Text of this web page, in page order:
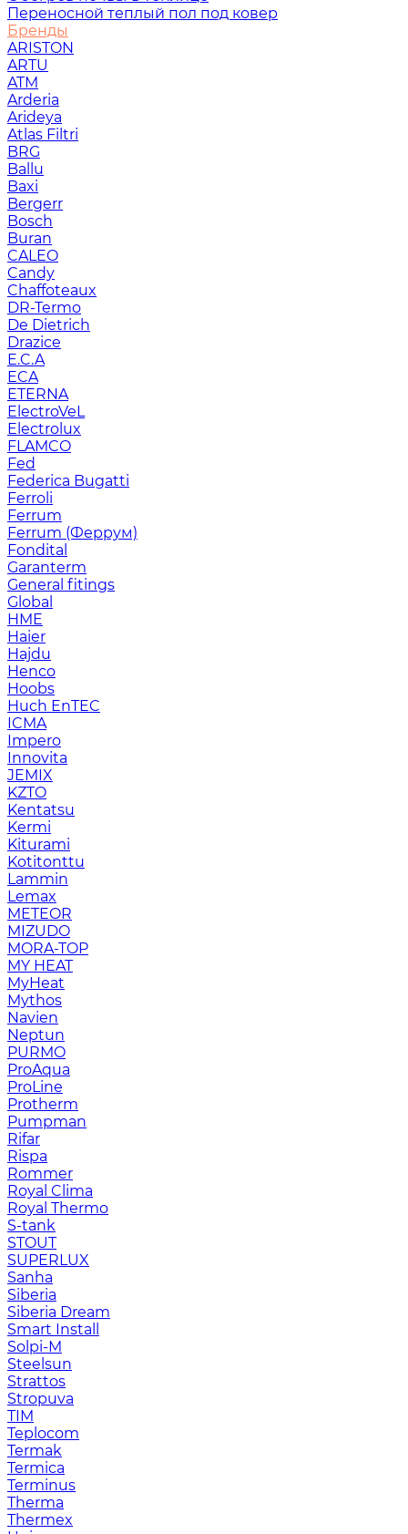
Переносной теплый пол под ковер
Бренды
ARISTON
ARTU
ATM
Arderia
Arideya
Atlas Filtri
BRG
Ballu
Baxi
Bergerr
Bosch
Buran
CALEO
Candy
Chaffoteaux
DR-Termo
De Dietrich
Drazice
E.C.A
ECA
ETERNA
ElectroVeL
Electrolux
FLAMCO
Fed
Federica Bugatti
Ferroli
Ferrum
Ferrum (Феррум)
Fondital
Garanterm
General fitings
Global
HME
Haier
Hajdu
Henco
Hoobs
Huch EnTEC
ICMA
Impero
Innovita
JEMIX
KZTO
Kentatsu
Kermi
Kiturami
Kotitonttu
Lammin
Lemax
METEOR
MIZUDO
MORA-TOP
MY HEAT
MyHeat
Mythos
Navien
Neptun
PURMO
ProAqua
ProLine
Protherm
Pumpman
Rifar
Rispa
Rommer
Royal Clima
Royal Thermo
S-tank
STOUT
SUPERLUX
Sanha
Siberia
Siberia Dream
Smart Install
Solpi-M
Steelsun
Strattos
Stropuva
TIM
Teplocom
Termak
Termica
Terminus
Therma
Thermex